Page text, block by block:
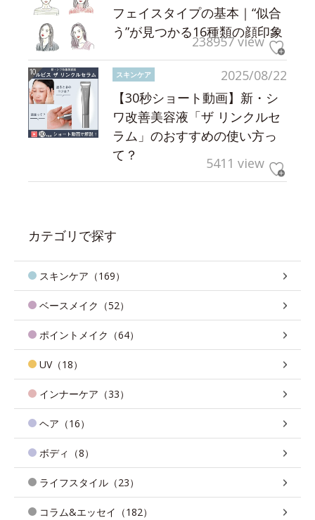
フェイスタイプの基本｜“似合
う”が見つかる16種類の顔印象
238957 view
2025/08/22
スキンケア
【30秒ショート動画】新・シ
ワ改善美容液「ザ リンクルセ
ラム」のおすすめの使い方っ
て？
5411 view
カテゴリで探す
スキンケア（169）
ベースメイク（52）
ポイントメイク（64）
UV（18）
インナーケア（33）
ヘア（16）
ボディ（8）
ライフスタイル（23）
コラム&エッセイ（182）